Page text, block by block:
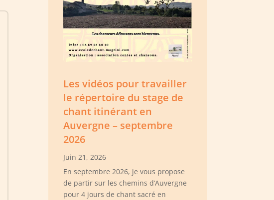
Les vidéos pour travailler
le répertoire du stage de
chant itinérant en
Auvergne – septembre
2026
Juin 21, 2026
En septembre 2026, je vous propose
de partir sur les chemins d’Auvergne
pour 4 jours de chant sacré en